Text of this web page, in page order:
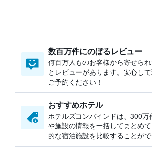
数百万件にのぼるレビュー
何百万人ものお客様から寄せら
とレビューがあります。安心し
ご予約ください！
おすすめホテル
ホテルズコンバインドは、300万
や施設の情報を一括してまとめ
的な宿泊施設を比較することがで